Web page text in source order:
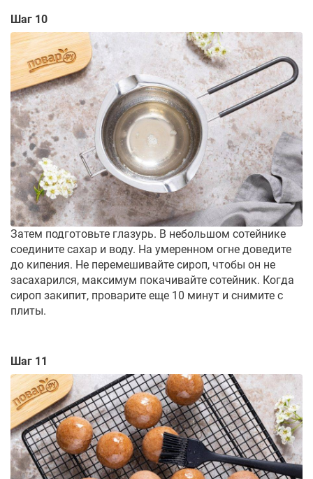
Шаг 10
Затем подготовьте глазурь. В небольшом сотейнике
соедините сахар и воду. На умеренном огне доведите
до кипения. Не перемешивайте сироп, чтобы он не
засахарился, максимум покачивайте сотейник. Когда
сироп закипит, проварите еще 10 минут и снимите с
плиты.
Шаг 11